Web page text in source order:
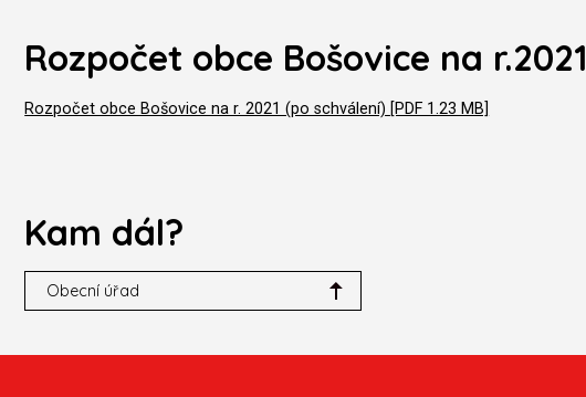
Rozpočet obce Bošovice na r.2021
Rozpočet obce Bošovice na r. 2021 (po schválení) [PDF 1.23 MB]
Kam dál?
Obecní úřad